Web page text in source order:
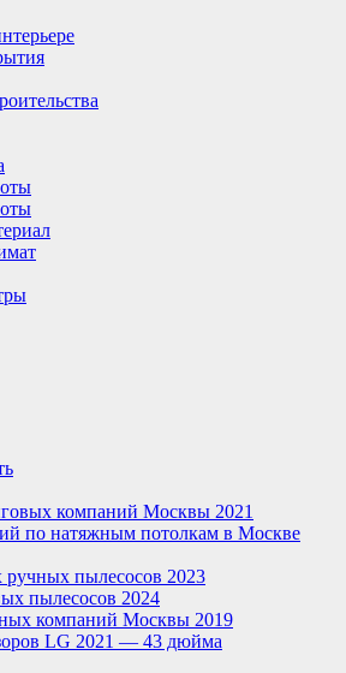
компаний Москвы 2021
по натяжным потолкам в Москве
пылесосов 2023
пылесосов 2024
компаний Москвы 2019
LG 2021 — 43 дюйма